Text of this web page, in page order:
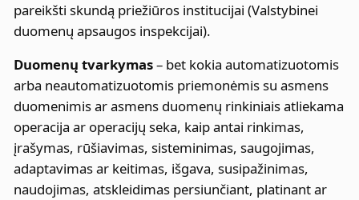
pareikšti skundą priežiūros institucijai (Valstybinei
duomenų apsaugos inspekcijai).
Duomenų tvarkymas– bet kokia automatizuotomis
arba neautomatizuotomis priemonėmis su asmens
duomenimis ar asmens duomenų rinkiniais atliekama
operacija ar operacijų seka, kaip antai rinkimas,
įrašymas, rūšiavimas, sisteminimas, saugojimas,
adaptavimas ar keitimas, išgava, susipažinimas,
naudojimas, atskleidimas persiunčiant, platinant ar